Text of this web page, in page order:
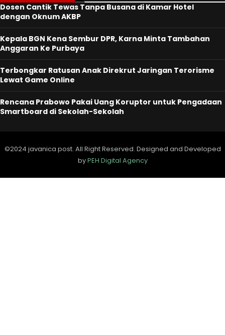
Dosen Cantik Tewas Tanpa Busana di Kamar Hotel
dengan Oknum AKBP
Kepala BGN Kena Sembur DPR, Karna Minta Tambahan
Anggaran Ke Purbaya
Terbongkar Ratusan Anak Direkrut Jaringan Terorisme
Lewat Game Online
Rencana Prabowo Pakai Uang Koruptor untuk Pengadaan
Smartboard di Sekolah-Sekolah
©2024 javanica post. All Right Reserved. Designed and Developed
byPEH Digital Agency